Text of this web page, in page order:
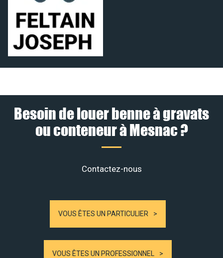
Besoin de louer benne à gravats
ou conteneur à Mesnac ?
Contactez-nous
VOUS ÊTES UN PARTICULIER
VOUS ÊTES UN PROFESSIONNEL